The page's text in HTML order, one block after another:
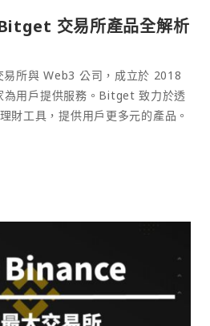
交易所產品全解析
所與 Web3 公司，成立於 2018
為用戶提供服務。Bitget 致力於透
財工具，提供用戶更多元的產品。